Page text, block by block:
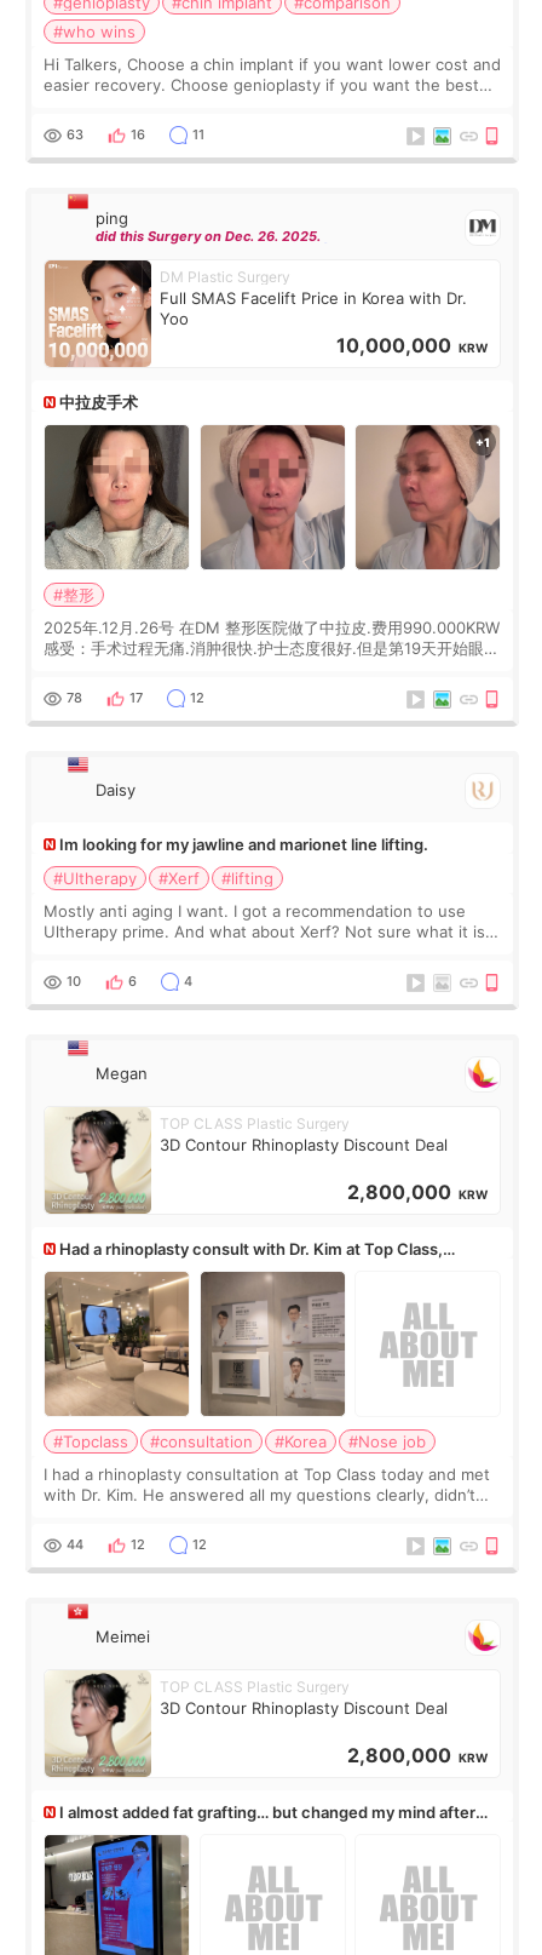
#who wins
Hi Talkers, Choose a chin implant if you want lower cost and
easier recovery. Choose genioplasty if you want the best
Chin implants are
63 16 11
ping
did this Surgery on Dec. 26. 2025.
DM Plastic Surgery
Full SMAS Facelift Price in Korea with Dr.
Yoo
10,000,000 KRW
中拉皮手术
#整形
2025年.12月.26号 在DM 整形医院做了中拉皮.费用990.000KRW
感受：手术过程无痛.消肿很快.护士态度很好.但是第19天开始眼睛
经6个月了.脸部也是一直没有感觉疼过.现在脸确实有变紧致了.朋
友看到会说年轻了10岁.耳前缝合很好. 决定我在这家医院做个原因
是：看到医生有用引流管比较安全.也看到了一些医生做的案例很
78 17 12
Daisy
Im looking for my jawline and marionet line lifting.
#Ultherapy
#Xerf
#lifting
Mostly anti aging I want. I got a recommendation to use
Ultherapy prime. And what about Xerf? Not sure what it is
10 6 4
Megan
TOP CLASS Plastic Surgery
3D Contour Rhinoplasty Discount Deal
2,800,000 KRW
Had a rhinoplasty consult with Dr. Kim at Top Class,
anyone know his work?
#Topclass #consultation #Korea
#Nose job
I had a rhinoplasty consultation at Top Class today and met
with Dr. Kim. He answered all my questions clearly, didn’t
work for my nose instea
44 12 12
Meimei
TOP CLASS Plastic Surgery
3D Contour Rhinoplasty Discount Deal
2,800,000 KRW
I almost added fat grafting… but changed my mind after
the consultation